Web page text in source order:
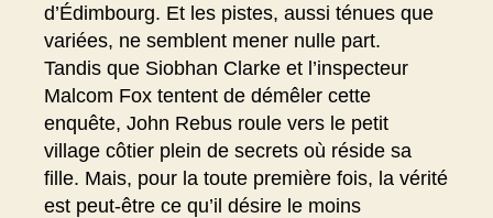
d’Édimbourg. Et les pistes, aussi ténues que
variées, ne semblent mener nulle part.
Tandis que Siobhan Clarke et l’inspecteur
Malcom Fox tentent de démêler cette
enquête, John Rebus roule vers le petit
village côtier plein de secrets où réside sa
fille. Mais, pour la toute première fois, la vérité
est peut-être ce qu’il désire le moins